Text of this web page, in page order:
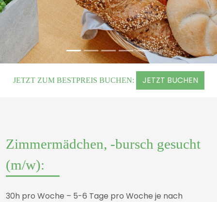
JETZT ZUM BESTPREIS BUCHEN: JETZT BUCHEN
Zimmermädchen, -bursch gesucht
(m/w):
30h pro Woche – 5-6 Tage pro Woche je nach